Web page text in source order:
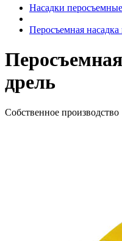
Насадки перосъемные
Перосъемная насадка
дрель
Собственное производство